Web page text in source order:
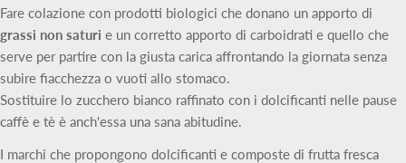
Fare colazione con prodotti biologici che donano un apporto di
grassi non saturi e un corretto apporto di carboidrati e quello che
serve per partire con la giusta carica affrontando la giornata senza
subire fiacchezza o vuoti allo stomaco.
Sostituire lo zucchero bianco raffinato con i dolcificanti nelle pause
caffè e tè è anch'essa una sana abitudine.
I marchi che propongono dolcificanti e composte di frutta fresca